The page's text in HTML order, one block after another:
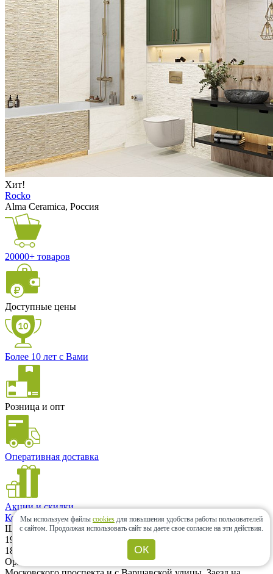
Хит!
Rocko
Alma Ceramica, Россия
20000+ товаров
Доступные цены
Более 10 лет с Вами
Розница и опт
Оперативная доставка
Акции и скидки
Контакты
Шоу-рум
196066, г. Санкт-Петербург, Московский проспект, дом 183–
185Ак2А. Шоу-рум находится на территории ЖК «Граф
Орлов». (500м от метро Московская) Вход возможен с
Мы используем файлы cookies для повышения удобства работы пользователей
с сайтом. Продолжая использовать сайт вы даете свое согласие на эти действия.
ОК